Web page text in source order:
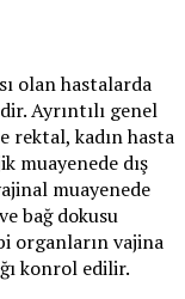
olan hastalarda
Ayrıntılı genel
rektal, kadın hasta
muayenede dış
muayenede
bağ dokusu
organların vajina
konrol edilir.